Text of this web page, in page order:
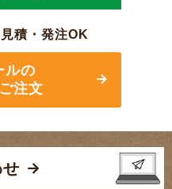
積・発注OK
ルの
注文